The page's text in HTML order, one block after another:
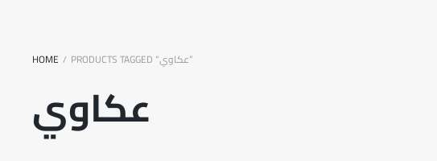
HOME / PRODUCTS TAGGED “عكاوي”
عكاوي